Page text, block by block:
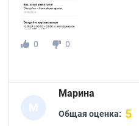
0
0
М
Марина
Общая оценка: 5